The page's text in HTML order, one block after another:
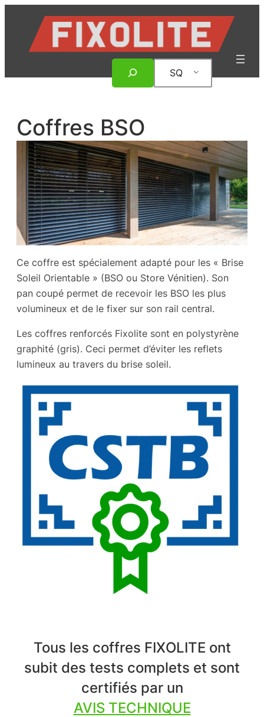
SQ
Coffres BSO
Ce coffre est spécialement adapté pour les « Brise
Soleil Orientable » (BSO ou Store Vénitien). Son
pan coupé permet de recevoir les BSO les plus
volumineux et de le fixer sur son rail central.
Les coffres renforcés Fixolite sont en polystyrène
graphité (gris). Ceci permet d’éviter les reflets
lumineux au travers du brise soleil.
Tous les coffres FIXOLITE ont
subit des tests complets et sont
certifiés par un
AVIS TECHNIQUE